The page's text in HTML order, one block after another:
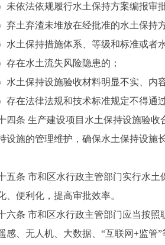
未依法依规履行水土保持方案编报
弃土弃渣未堆放在经批准的水土保持
水土保持措施体系、等级和标准或
存在水土流失风险隐患的；
水土保持设施验收材料明显不实、内
存在法律法规和技术标准规定不得
四条 生产建设项目水土保持设施验
设施的管理维护，确保水土保持设施
五条 市和区水行政主管部门实行水
、便利化，提高审批效率。
六条 市和区水行政主管部门应当按
感、无人机、大数据、“互联网+监管